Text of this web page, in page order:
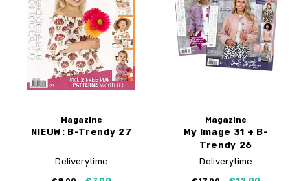
Magazine
NIEUW: B-Trendy 27
Deliverytime
Magazine
My Image 31 + B-
Trendy 26
Deliverytime